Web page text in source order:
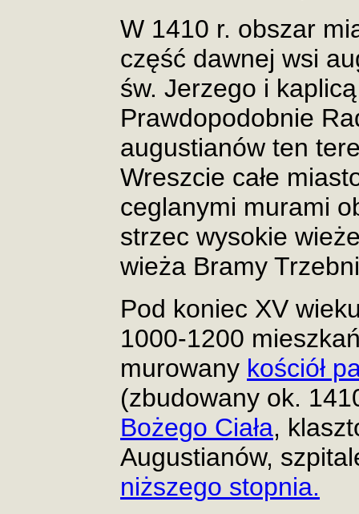
W 1410 r. obszar
część dawnej wsi
św. Jerzego i
Prawdopodobnie
augustianów ten
Wreszcie całe
ceglanymi murami
strzec wysokie
wieża Bramy
Pod koniec XV
1000-1200
murowany kościół
(zbudowany ok.
Bożego Ciała,
Augustianów,
niższego stopnia.